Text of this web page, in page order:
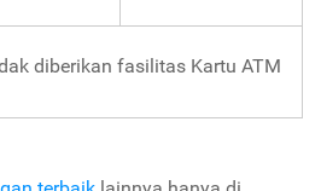
diberikan fasilitas Kartu ATM